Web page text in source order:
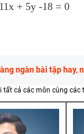
+ 5y -18 = 0
ngàn bài tập hay,
tất cả các môn cùng các